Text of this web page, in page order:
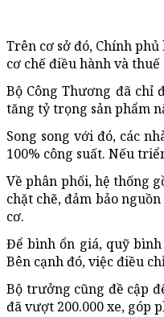
Trên cơ sở đó, Chính
cơ chế điều hành và
Bộ Công Thương đã chỉ
tăng tỷ trọng sản phẩm
Song song với đó, các
100% công suất. Nếu
Về phân phối, hệ thống
chặt chẽ, đảm bảo
cơ.
Để bình ổn giá, quỹ
Bên cạnh đó, việc điều
Bộ trưởng cũng đề cập
đã vượt 200.000 xe, góp